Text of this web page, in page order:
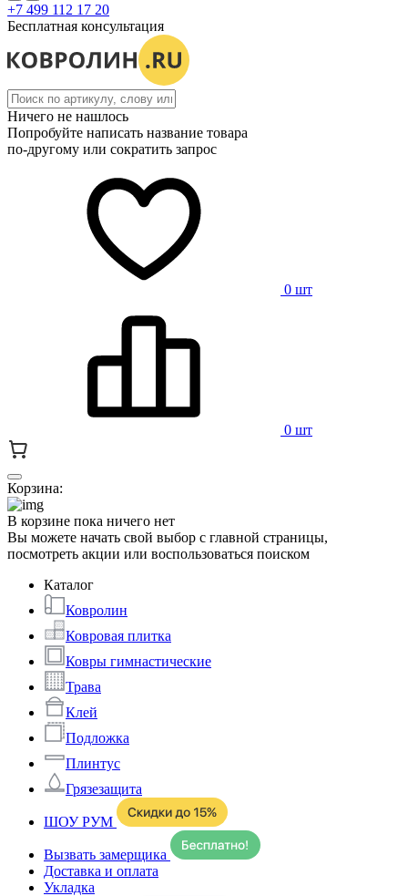
+7 499 112 17 20
Бесплатная консультация
Ничего не нашлось
Попробуйте написать название товара
по-другому или сократить запрос
0 шт
0 шт
Корзина:
В корзине пока ничего нет
Вы можете начать свой выбор с главной страницы,
посмотреть акции или воспользоваться поиском
Каталог
Ковролин
Ковровая плитка
Ковры гимнастические
Трава
Клей
Подложка
Плинтус
Грязезащита
ШОУ РУМ
Вызвать замерщика
Доставка и оплата
Укладка